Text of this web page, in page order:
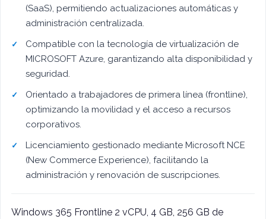
(SaaS), permitiendo actualizaciones automáticas y
administración centralizada.
Compatible con la tecnología de virtualización de
MICROSOFT Azure, garantizando alta disponibilidad y
seguridad.
Orientado a trabajadores de primera línea (frontline),
optimizando la movilidad y el acceso a recursos
corporativos.
Licenciamiento gestionado mediante Microsoft NCE
(New Commerce Experience), facilitando la
administración y renovación de suscripciones.
Windows 365 Frontline 2 vCPU, 4 GB, 256 GB de